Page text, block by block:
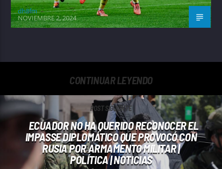
dh8fm
NOVIEMBRE 2, 2024
CONTINUAR LEYENDO
POST SIGUIENTE
ECUADOR NO HA QUERIDO RECONOCER EL
IMPASSE DIPLOMÁTICO QUE PROVOCÓ CON
RUSIA POR ARMAMENTO MILITAR |
POLÍTICA | NOTICIAS